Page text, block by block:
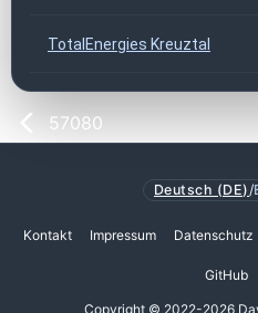
TotalEnergies Kreuztal
57080
Deutsch (DE) /
Kontakt Impressum Datenschutz
GitHub
Copyright © 2022-2026